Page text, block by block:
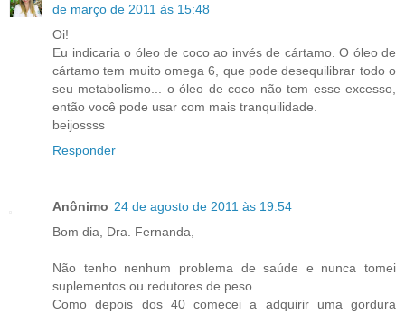
de março de 2011 às 15:48
Oi!
Eu indicaria o óleo de coco ao invés de cártamo. O óleo de
cártamo tem muito omega 6, que pode desequilibrar todo o
seu metabolismo... o óleo de coco não tem esse excesso,
então você pode usar com mais tranquilidade.
beijossss
Responder
Anônimo 24 de agosto de 2011 às 19:54
Bom dia, Dra. Fernanda,
Não tenho nenhum problema de saúde e nunca tomei
suplementos ou redutores de peso.
Como depois dos 40 comecei a adquirir uma gordura